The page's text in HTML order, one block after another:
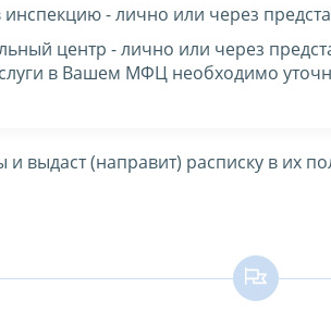
- лично или через
центр - лично или через
в Вашем МФЦ необходимо
выдаст (направит) расписку в их